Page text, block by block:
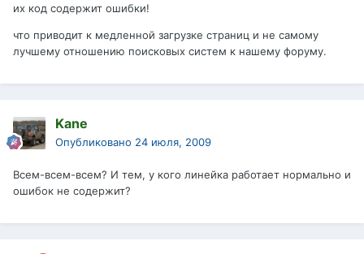
их код содержит ошибки!
что приводит к медленной загрузке страниц и не самому
лучшему отношению поисковых систем к нашему форуму.
Kane
Опубликовано 24 июля, 2009
Всем-всем-всем? И тем, у кого линейка работает нормально и
ошибок не содержит?